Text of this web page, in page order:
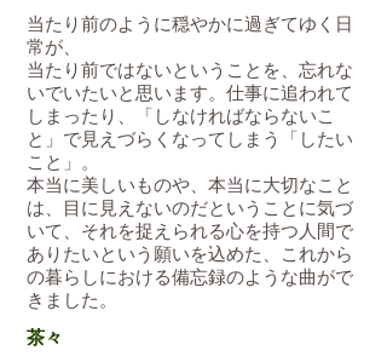
当たり前のように穏やかに過ぎてゆく日
常が、
当たり前ではないということを、忘れな
いでいたいと思います。仕事に追われて
しまったり、「しなければならないこ
と」で見えづらくなってしまう「したい
こと」。
本当に美しいものや、本当に大切なこと
は、目に見えないのだということに気づ
いて、それを捉えられる心を持つ人間で
ありたいという願いを込めた、これから
の暮らしにおける備忘録のような曲がで
きました。
茶々